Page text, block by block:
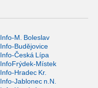
Info-M. Boleslav
Info-Budějovice
Info-Česká Lípa
InfoFrýdek-Místek
Info-Hradec Kr.
Info-Jablonec n.N.